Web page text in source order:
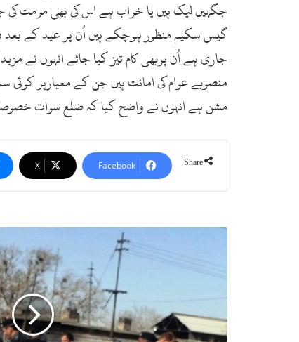
گیس سکیم منظور ہوچکے ہیں اُن پر عید کے بعد
جاری ہے اُن پربھی کام تیز کیا جائے انہوں نے
منصوبے عوام کی امانت ہیں جن کے معیارپر کوئی
مشن ہے انہوں نے واضح کیا کہ ضلع سوات خصوصاًحلقہ پی کے 5کے ہر گھر کو سوئی گیس فراہم کرنا ہمارا مشن ہے کوئی بھی گھر
Share
Facebook
X
سوات
والے
ملزم